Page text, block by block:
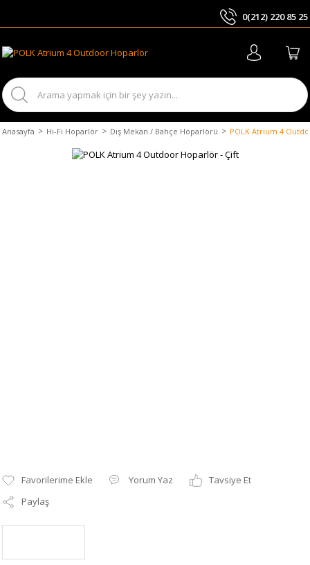
0(212) 220 85 25
Anasayfa Hi-Fi Hoparlör Dış Mekan / Bahçe Hoparlörü POLK Atrium 4
Yorum Yaz
Tavsiye Et
Paylaş